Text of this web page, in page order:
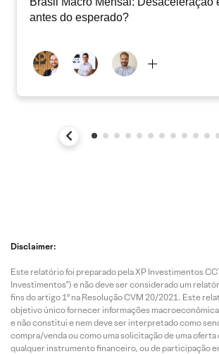
antes do esperado?
Disclaimer:
Este relatório foi preparado pela XP Investimentos
Investimentos”) e não deve ser considerado um
fins do artigo 1º na Resolução CVM 20/2021. Este
objetivo único fornecer informações
e não constitui e nem deve ser interpretado como
compra/venda ou como uma solicitação de uma
qualquer instrumento financeiro, ou de participação